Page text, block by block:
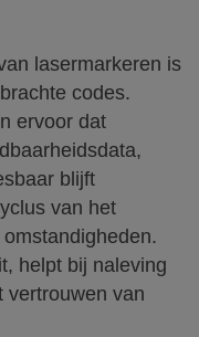
lasermarkeren is
codes.
ervoor dat
blijft
van het
helpt bij naleving
vertrouwen van